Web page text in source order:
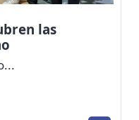
las